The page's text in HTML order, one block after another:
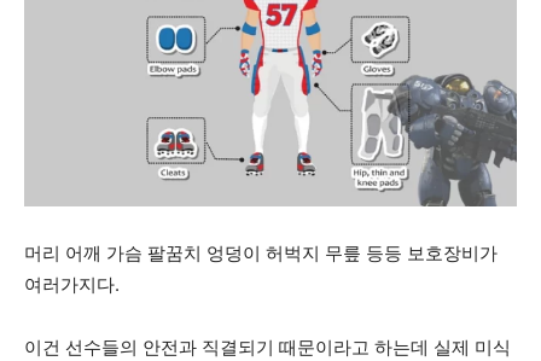
머리 어깨 가슴 팔꿈치 엉덩이 허벅지 무릎 등등 보호장비가
여러가지다.
이건 선수들의 안전과 직결되기 때문이라고 하는데 실제 미식